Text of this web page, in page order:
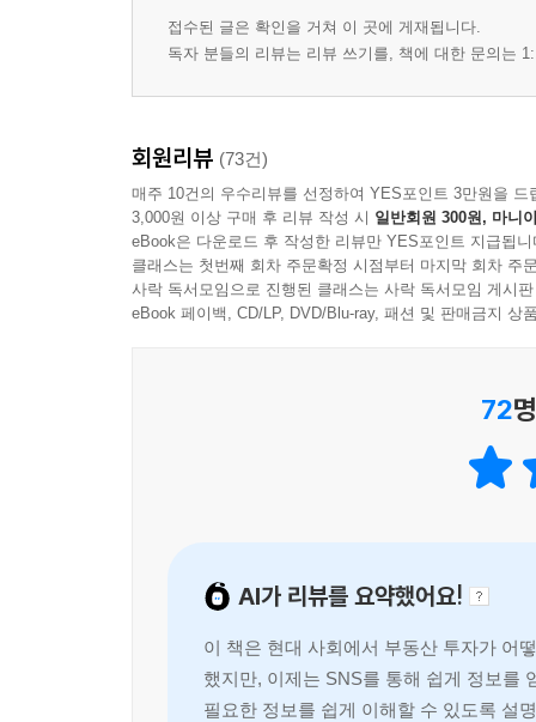
접수된 글은 확인을 거쳐 이 곳에 게재됩니다.
독자 분들의 리뷰는 리뷰 쓰기를, 책에 대한 문의는
회원리뷰 (73건)
매주 10건의 우수리뷰를 선정하여 YES포인트 3만원을 드
3,000원 이상 구매 후 리뷰 작성 시 일반회원 300원, 마니
eBook은 다운로드 후 작성한 리뷰만 YES포인트 지급됩니
클래스는 첫번째 회차 주문확정 시점부터 마지막 회차 주
사락 독서모임으로 진행된 클래스는 사락 독서모임 게시
eBook 페이백, CD/LP, DVD/Blu-ray, 패션 및 판매금지 상
72
AI가 리뷰를 요약했어요!
이 책은 현대 사회에서 부동산 투자가 어
했지만, 이제는 SNS를 통해 쉽게 정보를
필요한 정보를 쉽게 이해할 수 있도록 설